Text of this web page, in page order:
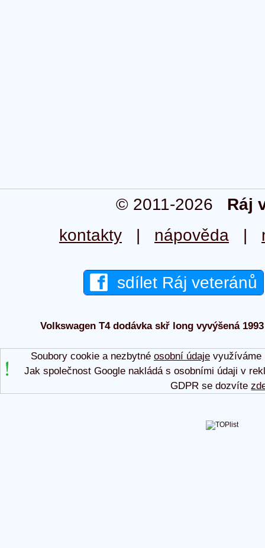
© 2011-2026 Ráj
kontakty | nápověda |
sdílet Ráj veteránů
Volkswagen T4 dodávka skř long vyvýšená
Soubory cookie a nezbytné osobní údajevyužíváme
Jak společnost Google nakládá s osobními údaji v
GDPR se dozvíte